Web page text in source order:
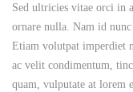
Sed ultricies vitae orci in
ornare nulla. Nam id
Etiam volutpat imperdiet
ac velit condimentum,
quam, vulputate at lorem